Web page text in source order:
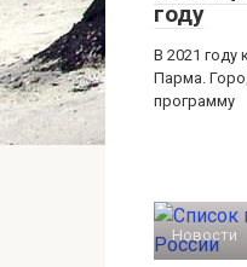
году
В 2021 году
Парма.
программу
Новости